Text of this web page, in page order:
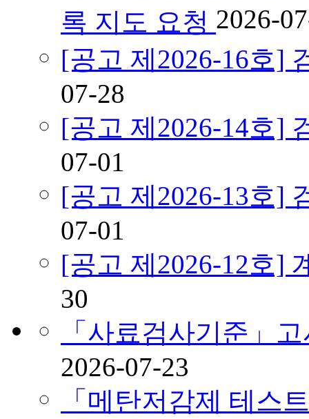
록 지도 요청 2026-
[공고 제2026-16호]
07-28
[공고 제2026-14호]
07-01
[공고 제2026-13호]
07-01
[공고 제2026-12호]
30
「사료검사기준」
2026-07-23
「메탄저감제 테스